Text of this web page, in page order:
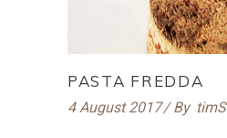
PASTA FREDDA
4 August 2017 By timS